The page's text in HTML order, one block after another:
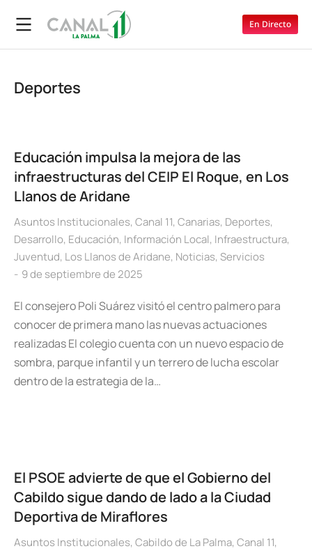
En Directo
Deportes
Educación impulsa la mejora de las
infraestructuras del CEIP El Roque, en Los
Llanos de Aridane
Asuntos Institucionales, Canal 11, Canarias, Deportes,
Desarrollo, Educación, Información Local, Infraestructura,
Juventud, Los Llanos de Aridane, Noticias, Servicios
9 de septiembre de 2025
El consejero Poli Suárez visitó el centro palmero para
conocer de primera mano las nuevas actuaciones
realizadas El colegio cuenta con un nuevo espacio de
sombra, parque infantil y un terrero de lucha escolar
dentro de la estrategia de la…
El PSOE advierte de que el Gobierno del
Cabildo sigue dando de lado a la Ciudad
Deportiva de Miraflores
Asuntos Institucionales, Cabildo de La Palma, Canal 11,